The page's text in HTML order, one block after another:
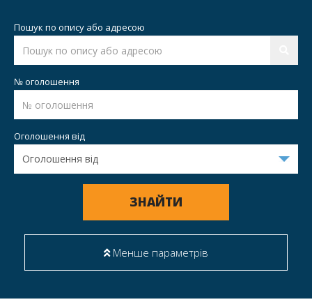
Пошук по опису або адресою
№ оголошення
Оголошення від
ЗНАЙТИ
Менше параметрів